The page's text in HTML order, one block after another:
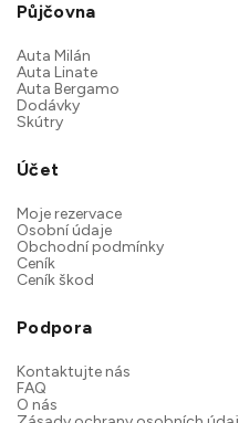
Půjčovna
Auta Milán
Auta Linate
Auta Bergamo
Dodávky
Skútry
Účet
Moje rezervace
Osobní údaje
Obchodní podmínky
Ceník
Ceník škod
Podpora
Kontaktujte nás
FAQ
O nás